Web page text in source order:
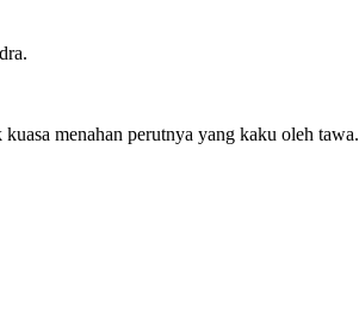
menahan perutnya yang kaku oleh tawa.